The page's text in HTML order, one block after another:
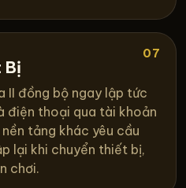
07
Bị
II đồng bộ ngay lập tức
điện thoại qua tài khoản
tảng khác yêu cầu
lại khi chuyển thiết bị,
chơi.